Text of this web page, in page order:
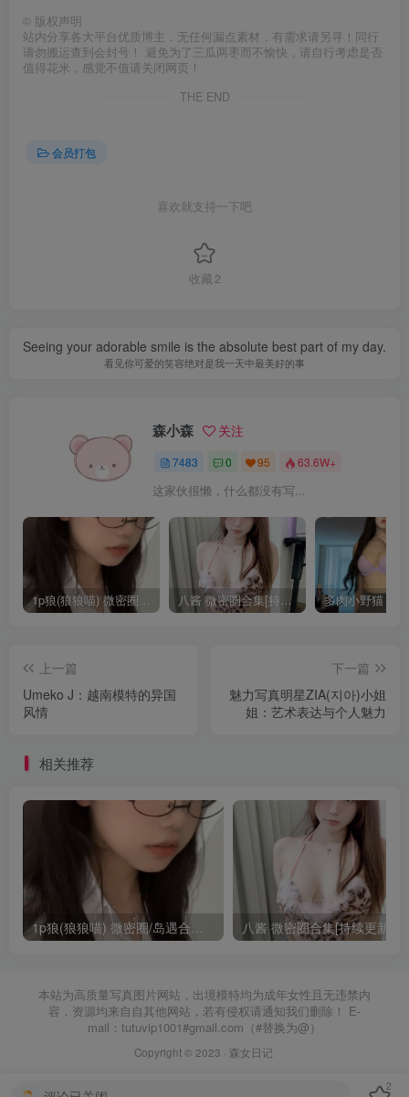
© 版权声明
站内分享各大平台优质博主，无任何漏点素材，有需求请另寻！同行
请勿搬运查到会封号！ 避免为了三瓜两枣而不愉快，请自行考虑是否
值得花米，感觉不值请关闭网页！
THE END
会员打包
喜欢就支持一下吧
收藏 2
Seeing your adorable smile is the absolute best part of my day.
看见你可爱的笑容绝对是我一天中最美好的事
森小森 关注
7483 0 95 63.6W+
这家伙很懒，什么都没有写...
1p狼(狼狼喵) 微密圈/岛遇合集[持续更新2025.08.20] 八酱 微密圈合集[持续更新]
上一篇
Umeko J：越南模特的异国
风情
下一篇
魅力写真明星ZIA(지아)小姐
姐：艺术表达与个人魅力
相关推荐
八酱 微密圈合集[持续更新]
本站为高质量写真图片网站，出境模特均为成年女性且无违禁内
容，资源均来自自其他网站，若有侵权请通知我们删除！ E-
mail：tutuvip1001#gmail.com（#替换为@）
Copyright © 2023 · 森女日记
2